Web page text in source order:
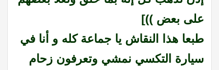
على بعض ))]
طبعا هذا النقاش يا جماعة كله و أنا في
سيارة التكسي نمشي وتعرفون زحام